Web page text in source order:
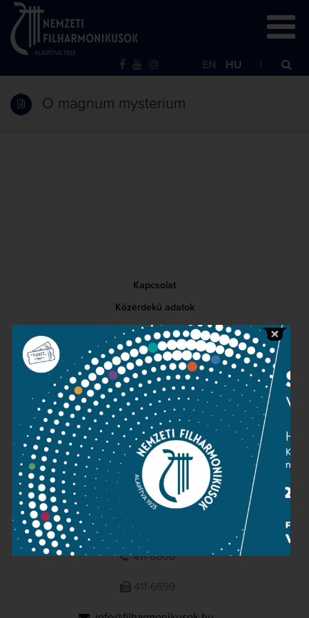
EN HU
O magnum mysterium
Kapcsolat
Közérdekű adatok
Sajtószoba
Adatvédelem
Impresszum
NEMZETI
FILHARMONIKUSOK
1095 Budapest, Komor Marcell u. 1. (Müpa)
411-6600
411-6699